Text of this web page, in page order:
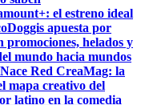
el estreno ideal
Doggis apuesta por
promociones, helados y
mundo hacia mundos
Nace Red CreaMag: la
mapa creativo del
latino en la comedia